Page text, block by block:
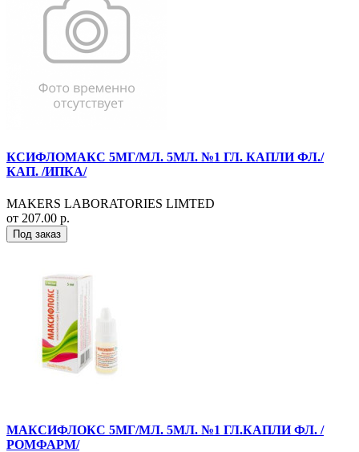
КСИФЛОМАКС 5МГ/МЛ. 5МЛ. №1 ГЛ. КАПЛИ ФЛ./
КАП. /ИПКА/
MAKERS LABORATORIES LIMTED
от 207.00 р.
Под заказ
МАКСИФЛОКС 5МГ/МЛ. 5МЛ. №1 ГЛ.КАПЛИ ФЛ. /
РОМФАРМ/